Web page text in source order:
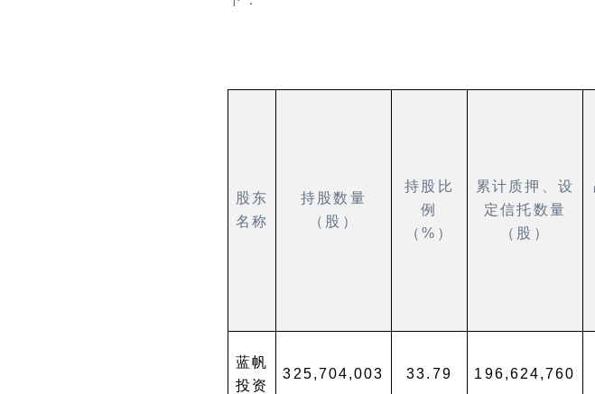
股东
名称
持股数量
（股）
持股比
例
（% ）
累计质押、设
定信托数量
（股）
蓝帆
投资
325,704,003 33.79 196,624,760